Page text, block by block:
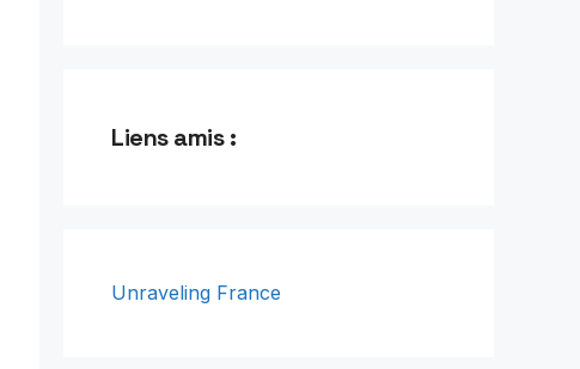
Liens amis :
Unraveling France